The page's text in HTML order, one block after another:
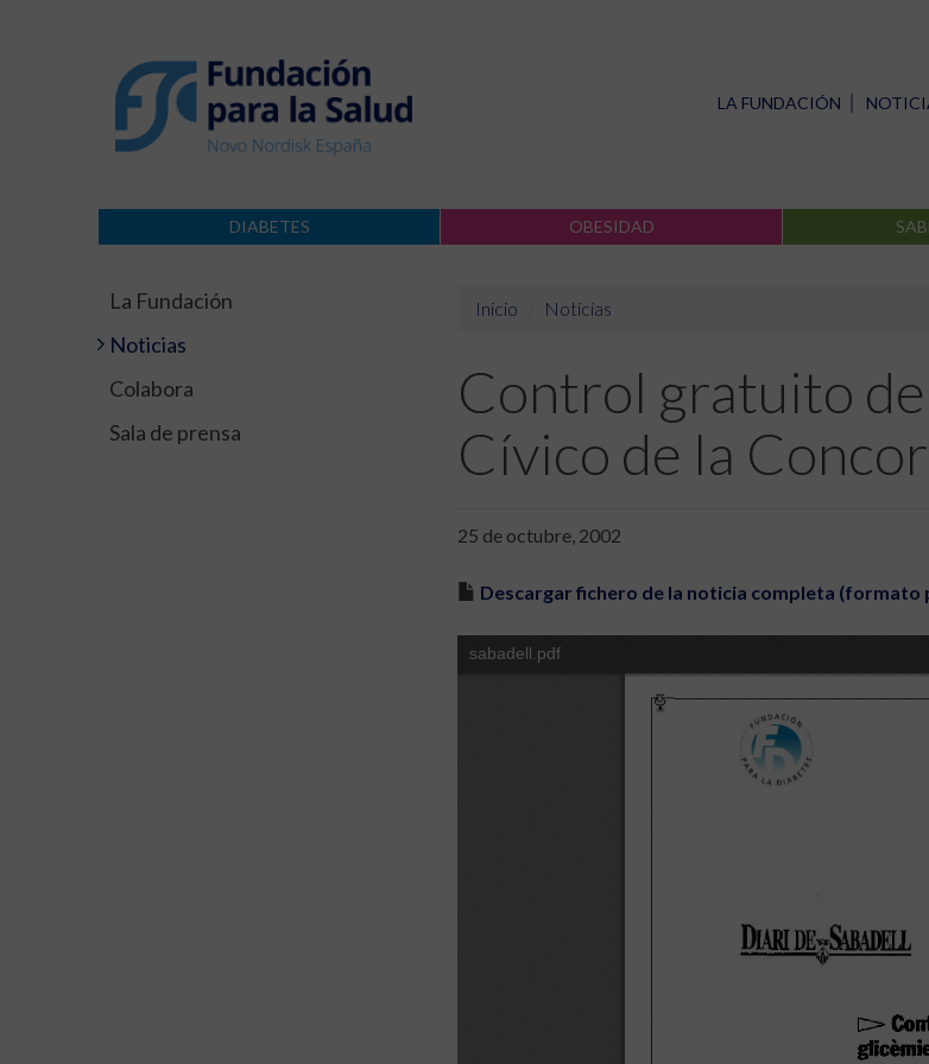
LA FUNDACIÓN
DIABETES OBESIDAD
La Fundación
Noticias
Colabora
Sala de prensa
Inicio Noticias
Control gratuito
Cívico de la
25 de octubre, 2002
Descargar fichero de la noticia completa (formato